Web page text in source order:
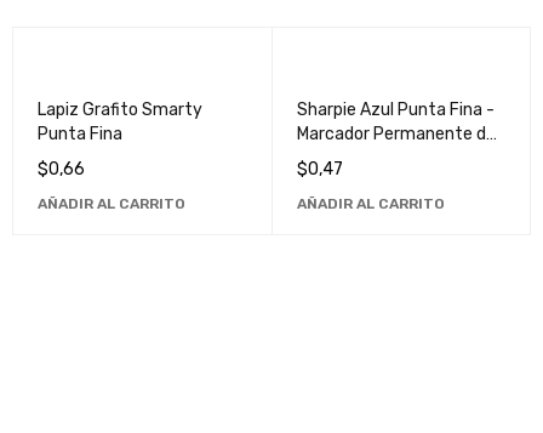
Lapiz Grafito Smarty
Punta Fina
$0,66
AÑADIR AL CARRITO
Sharpie Azul Punta Fina -
Marcador Permanente de
Alta Calidad
$0,47
AÑADIR AL CARRITO